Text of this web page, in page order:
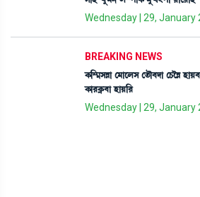
Wednesday | 29, January
BREAKING NEWS
A¡[´¶ÎÄà ë³àìºÎ ët¡ï¤ƒà ëW¡îÄ
A¡à¹A¥¡¤à ÒàÚ[¹
Wednesday | 29, January